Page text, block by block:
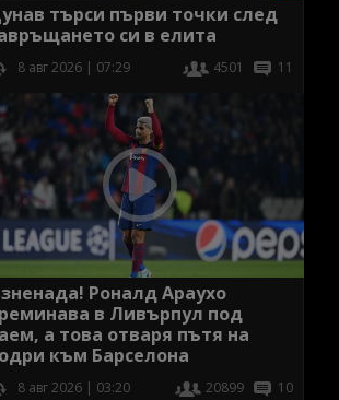
търси първи точки след
си в елита
8 авг 2026 | 07:29 4501 11
Роналд Араухо
в Ливърпул под
а това отваря пътя на
към Барселона
8 авг 2026 | 03:20 20899 10